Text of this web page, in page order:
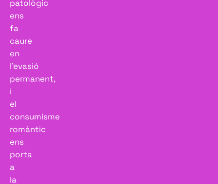
patològic
ens
fa
caure
en
l’evasió
permanent,
i
el
consumisme
romàntic
ens
porta
a
la